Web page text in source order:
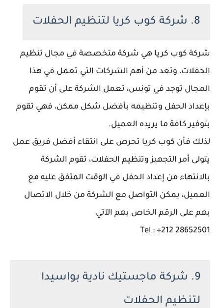
8. شركة كوب كريا لتنظيم الحفلات
شركة كوب كريا هي شركة متخصصة في مجال تنظيم
الحفلات، وتعد من أهم الشركات التي تعمل في هذا
المجال توجد في تونس، تعمل الشركة على أن تقوم
بإعداد الحفل وتنظيمه بأفضل شكل ممكن، فهي تقوم
بتوفير كافة ما يريده العميل.
لذلك فأن كوب كريا تحرص على انتقاء أفضل فريق عمل
يتولى أمر التجهيز وتنظيم الحفلات، تقوم الشركة
بالانتهاء من إعداد الحفل في الوقت المتفق عليه مع
العميل، يمكن التواصل مع الشركة من خلال الاتصال
بهم على الرقم الخاص بهم الآتي
Tel : +212 28652501
9. شركة ماجستيك نادية بواسيدا
لتنظيم الحفلات